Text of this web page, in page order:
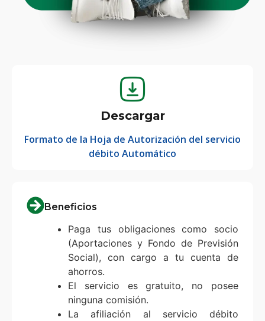
Beneficios
Paga tus obligaciones como socio
(Aportaciones y Fondo de Previsión
Social), con cargo a tu cuenta de
ahorros.
El servicio es gratuito, no posee
ninguna comisión.
La afiliación al servicio débito
Descargar
Formato de la Hoja de Autorización del servicio
débito Automático